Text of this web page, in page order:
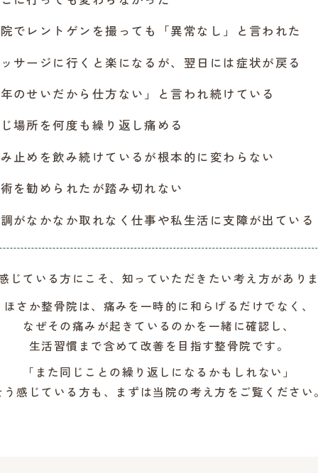
でレントゲンを撮っても「異常なし」と言われた
サージに行くと楽になるが、翌日には症状が戻る
のせいだから仕方ない」と言われ続けている
場所を何度も繰り返し痛める
止めを飲み続けているが根本的に変わらない
を勧められたが踏み切れない
がなかなか取れなく仕事や私生活に支障が出ている
じている方にこそ、知っていただきたい考え方がありま
ほさか整骨院は、痛みを一時的に和らげるだけでなく、
なぜその痛みが起きているのかを一緒に確認し、
生活習慣まで含めて改善を目指す整骨院です。
「また同じことの繰り返しになるかもしれない」
う感じている方も、まずは当院の考え方をご覧ください。